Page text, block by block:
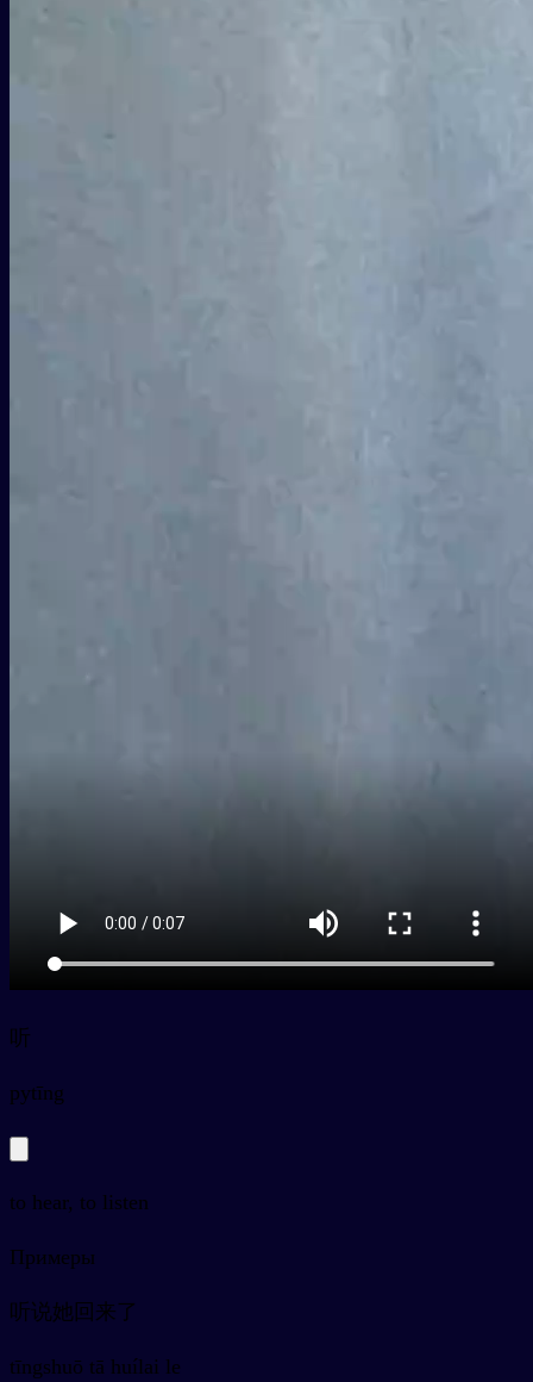
听
pytīng
to hear, to listen
Примеры
听说她回来了
tīngshuō tā huílai le